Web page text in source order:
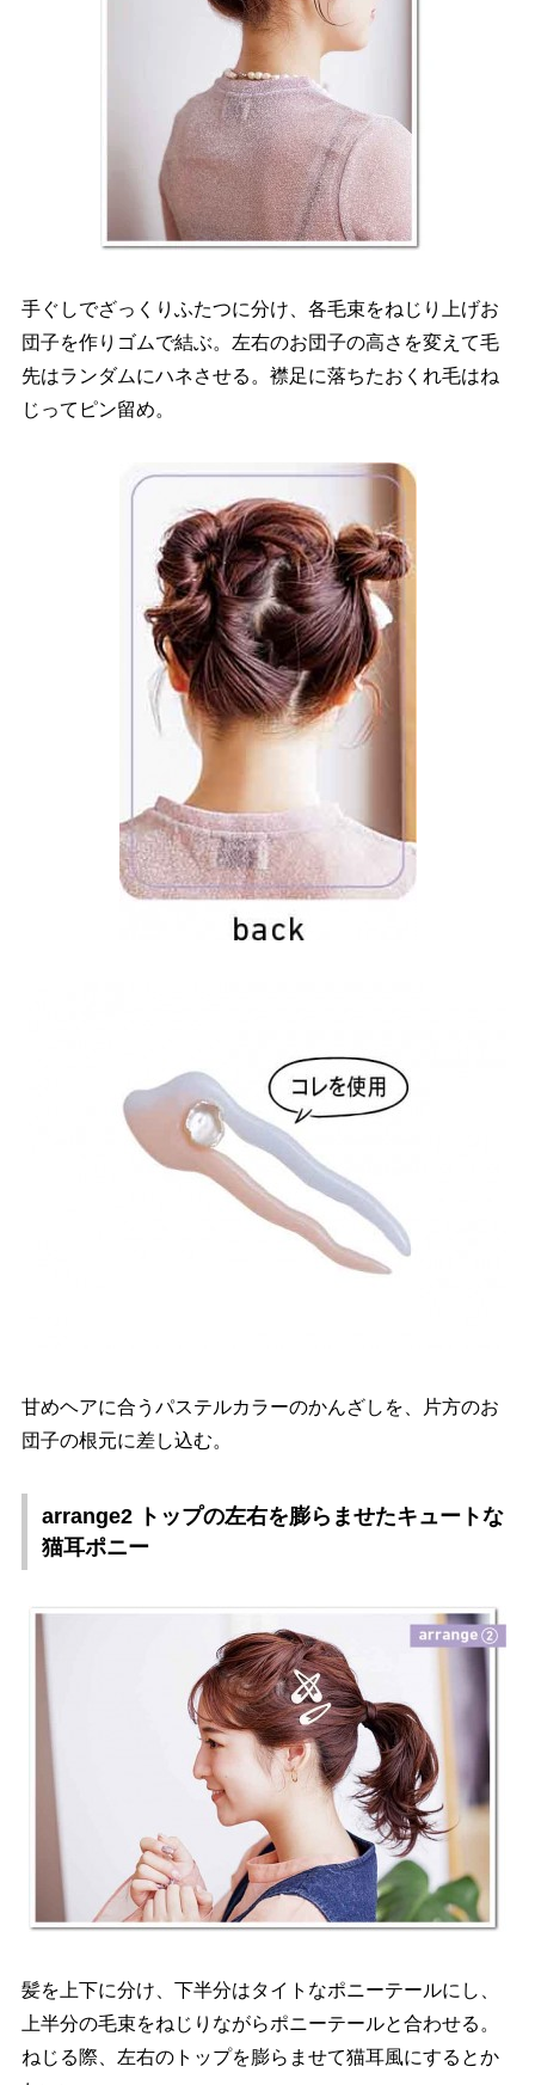
手ぐしでざっくりふたつに分け、各毛束をねじり上げお
団子を作りゴムで結ぶ。左右のお団子の高さを変えて毛
先はランダムにハネさせる。襟足に落ちたおくれ毛はね
じってピン留め。
甘めヘアに合うパステルカラーのかんざしを、片方のお
団子の根元に差し込む。
arrange2 トップの左右を膨らませたキュートな
猫耳ポニー
髪を上下に分け、下半分はタイトなポニーテールにし、
上半分の毛束をねじりながらポニーテールと合わせる。
ねじる際、左右のトップを膨らませて猫耳風にするとか